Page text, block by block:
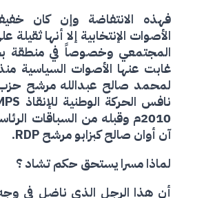
فهذه الانتفاضة وإن كان
الأصوات الإنتخابية إلا أنها ثقيلة
المجتمعي وخصوصاً في منطقة
غابت عنها الأصوات السياسية
لمحمد صالح عبدالله مرشح
نافس الحركة الوطنية للإنقاذ
2010م وقبله من السباقات
آن أوان صالح كبزابو مرشحRDP
.
لماذا مسرا يستحق حكم تشاد ؟
أن هذا الرجل الذي ناضل في